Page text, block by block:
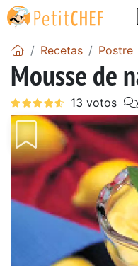
Recetas Postre
Mousse de